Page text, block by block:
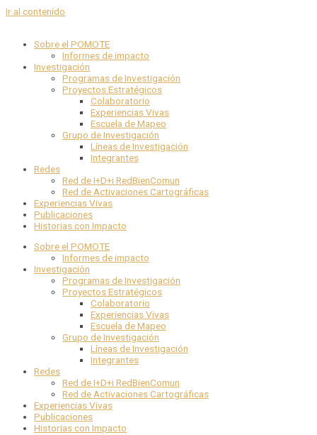
Ir al contenido
Sobre el POMOTE
Informes de impacto
Investigación
Programas de Investigación
Proyectos Estratégicos
Colaboratorio
Experiencias Vivas
Escuela de Mapeo
Grupo de Investigación
Líneas de Investigación
Integrantes
Redes
Red de I+D+i RedBienComun
Red de Activaciones Cartográficas
Experiencias Vivas
Publicaciones
Historias con Impacto
Sobre el POMOTE
Informes de impacto
Investigación
Programas de Investigación
Proyectos Estratégicos
Colaboratorio
Experiencias Vivas
Escuela de Mapeo
Grupo de Investigación
Líneas de Investigación
Integrantes
Redes
Red de I+D+i RedBienComun
Red de Activaciones Cartográficas
Experiencias Vivas
Publicaciones
Historias con Impacto